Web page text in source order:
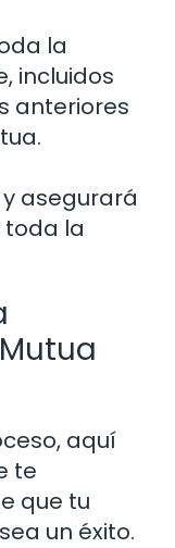
la
incluidos
anteriores
asegurará
la
aquí
te
que tu
un éxito.